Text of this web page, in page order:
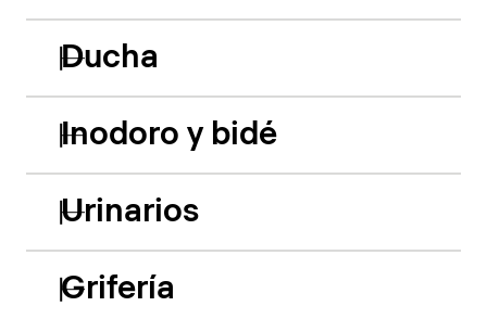
Ducha
Inodoro y bidé
Urinarios
Grifería